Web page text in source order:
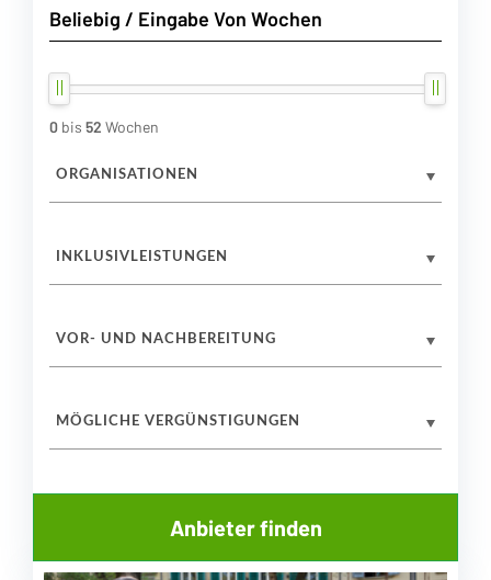
0 bis 52 Wochen
ORGANISATIONEN
INKLUSIVLEISTUNGEN
VOR- UND NACHBEREITUNG
MÖGLICHE VERGÜNSTIGUNGEN